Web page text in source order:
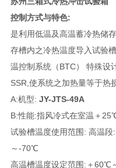
控制方式与特色:
是利用低温及高温蓄冷热储
存槽内之冷热温度导入试验
温控制系统（BTC） 特殊设
SSR,使系统之加热量等于热
A:机型: JY-JTS-49A
B:性能:指风冷式在室温＋
试验槽温度使用范围: 高温
～-70℃
高温槽温度设定范围:＋60℃